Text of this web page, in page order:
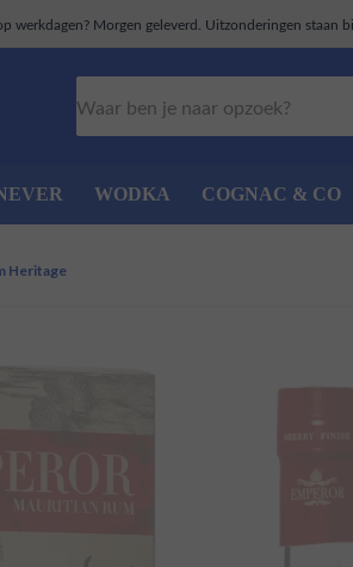
werkdagen? Morgen geleverd. Uitzonderingen staan
WODKA COGNAC & CO
Heritage